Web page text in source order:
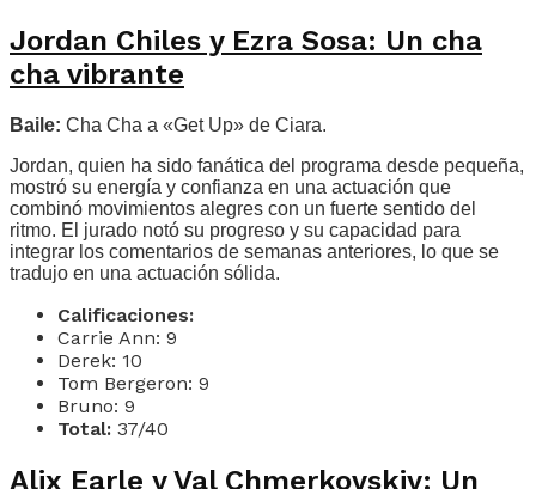
Jordan Chiles y Ezra Sosa: Un cha
cha vibrante
Baile: Cha Cha a «Get Up» de Ciara.
Jordan, quien ha sido fanática del programa desde pequeña,
mostró su energía y confianza en una actuación que
combinó movimientos alegres con un fuerte sentido del
ritmo. El jurado notó su progreso y su capacidad para
integrar los comentarios de semanas anteriores, lo que se
tradujo en una actuación sólida.
Calificaciones:
Carrie Ann: 9
Derek: 10
Tom Bergeron: 9
Bruno: 9
Total: 37/40
Alix Earle y Val Chmerkovskiy: Un